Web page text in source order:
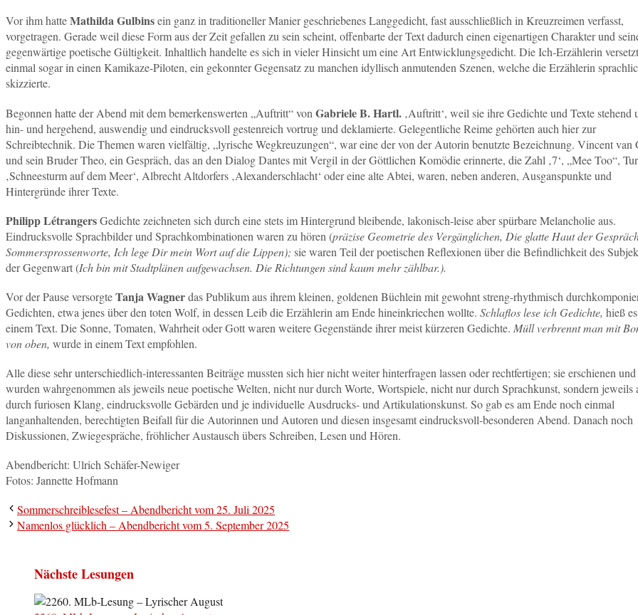
Vor ihm hatteMathilda Gulbinsein ganz in traditioneller Manier geschriebenes Langgedicht, fast ausschließlich in Kreuzreimen verfasst,
vorgetragen. Gerade weil diese Form aus der Zeit gefallen zu sein scheint, offenbarte der Text dadurch einen eigenartigen Charakter und
gegenwärtige poetische Gültigkeit. Inhaltlich handelte es sich in vieler Hinsicht um eine Art Entwicklungsgedicht. Die Ich-Erzählerin
einmal sogar in einen Kamikaze-Piloten, ein gekonnter Gegensatz zu manchen idyllisch anmutenden Szenen, welche die Erzählerin
skizzierte.
Begonnen hatte der Abend mit dem bemerkenswerten „Auftritt“ von Gabriele B. Hartl. ‚Auftritt‘, weil sie ihre Gedichte und Texte stehend
hin- und hergehend, auswendig und eindrucksvoll gestenreich vortrug und deklamierte. Gelegentliche Reime gehörten auch hier zur
Schreibtechnik. Die Themen waren vielfältig, „lyrische Wegkreuzungen“, war eine der von der Autorin benutzte Bezeichnung. Vincent van
und sein Bruder Theo, ein Gespräch, das an den Dialog Dantes mit Vergil in der Göttlichen Komödie erinnerte, die Zahl ‚7‘, „Mee Too“,
‚Schneesturm auf dem Meer‘, Albrecht Altdorfers ‚Alexanderschlacht‘ oder eine alte Abtei, waren, neben anderen, Ausganspunkte und
Hintergründe ihrer Texte.
Philipp LétrangersGedichte zeichneten sich durch eine stets im Hintergrund bleibende, lakonisch-leise aber spürbare Melancholie aus.
Eindrucksvolle Sprachbilder und Sprachkombinationen waren zu hören (präzise Geometrie des Vergänglichen, Die glatte Haut der
Sommersprossenworte, Ich lege Dir mein Wort auf die Lippen); sie waren Teil der poetischen Reflexionen über die Befindlichkeit des
der Gegenwart (Ich bin mit Stadtplänen aufgewachsen. Die Richtungen sind kaum mehr zählbar.).
Vor der Pause versorgteTanja Wagnerdas Publikum aus ihrem kleinen, goldenen Büchlein mit gewohnt streng-rhythmisch
Gedichten, etwa jenes über den toten Wolf, in dessen Leib die Erzählerin am Ende hineinkriechen wollte. Schlafloslese ich Gedichte, hieß
einem Text. Die Sonne, Tomaten, Wahrheit oder Gott waren weitere Gegenstände ihrer meist kürzeren Gedichte. Müll verbrennt man mit
von oben, wurde in einem Text empfohlen.
Alle diese sehr unterschiedlich-interessanten Beiträge mussten sich hier nicht weiter hinterfragen lassen oder rechtfertigen; sie erschienen und
wurden wahrgenommen als jeweils neue poetische Welten, nicht nur durch Worte, Wortspiele, nicht nur durch Sprachkunst, sondern jeweils
durch furiosen Klang, eindrucksvolle Gebärden und je individuelle Ausdrucks- und Artikulationskunst. So gab es am Ende noch einmal
langanhaltenden, berechtigten Beifall für die Autorinnen und Autoren und diesen insgesamt eindrucksvoll-besonderen Abend. Danach noch
Diskussionen, Zwiegespräche, fröhlicher Austausch übers Schreiben, Lesen und Hören.
Abendbericht: Ulrich Schäfer-Newiger
Fotos: Jannette Hofmann
Sommerschreiblesefest – Abendbericht vom 25. Juli 2025
Namenlos glücklich – Abendbericht vom 5. September 2025
Nächste Lesungen